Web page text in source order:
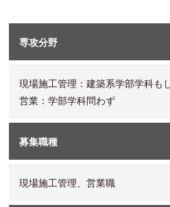
専攻分野
現場施工管理：建築系学部学科も
営業：学部学科問わず
募集職種
現場施工管理、営業職